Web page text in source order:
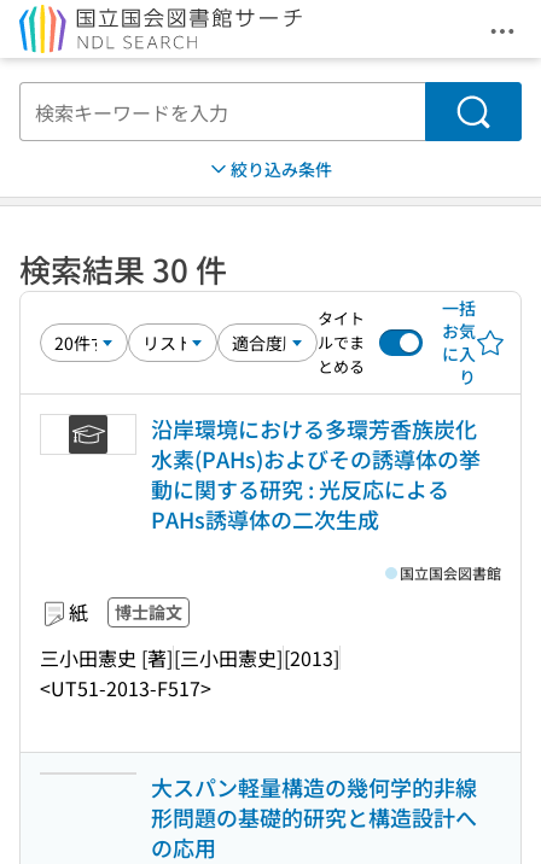
メ
検索
絞り込み条件
検索結果 30 件
タイト
ルでま
とめる
一括
お気
に入
り
沿岸環境における多環芳香族炭化
水素(PAHs)およびその誘導体の挙
動に関する研究 : 光反応による
PAHs誘導体の二次生成
紙 博士論文
三小田憲史 [著][三小田憲史][2013]
<UT51-2013-F517>
国立国会図書館
大スパン軽量構造の幾何学的非線
形問題の基礎的研究と構造設計へ
の応用